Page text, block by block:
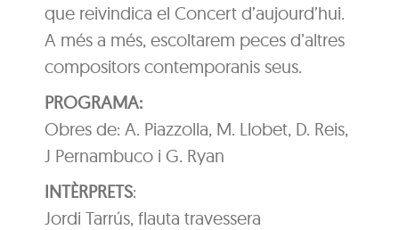
que reivindica el Concert d’aujourd’hui.
A més a més, escoltarem peces d’altres
compositors contemporanis seus.
PROGRAMA:
Obres de: A. Piazzolla, M. Llobet, D. Reis,
J Pernambuco i G. Ryan
INTÈRPRETS:
Jordi Tarrús, flauta travessera